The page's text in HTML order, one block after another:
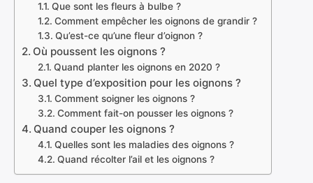
Que sont les fleurs à bulbe ?
Comment empêcher les oignons de grandir ?
Qu’est-ce qu’une fleur d’oignon ?
Où poussent les oignons ?
Quand planter les oignons en 2020 ?
Quel type d’exposition pour les oignons ?
Comment soigner les oignons ?
Comment fait-on pousser les oignons ?
Quand couper les oignons ?
Quelles sont les maladies des oignons ?
Quand récolter l’ail et les oignons ?